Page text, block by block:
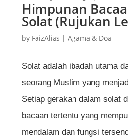
Himpunan
Solat (Rujukan
by FaizAlias | Agama & Doa
Solat adalah ibadah utama
seorang Muslim yang
Setiap gerakan dalam solat
bacaan tertentu yang
mendalam dan fungsi